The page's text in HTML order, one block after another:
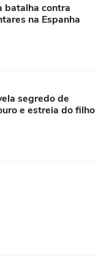
batalha contra
na Espanha
segredo de
e estreia do filho